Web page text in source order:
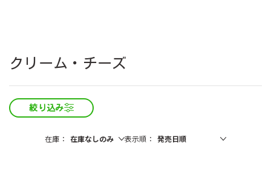
クリーム・チーズ
絞り込み
在庫 表示順